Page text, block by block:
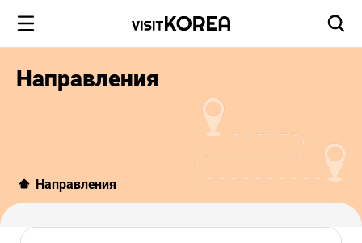
Направления
Направления